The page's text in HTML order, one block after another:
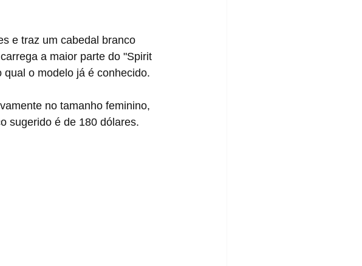
e traz um cabedal branco
a maior parte do "Spirit
o modelo já é conhecido.
no tamanho feminino,
sugerido é de 180 dólares.